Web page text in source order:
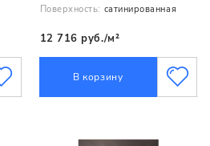
Поверхность: сатинированная
12 716 руб./м²
В корзину